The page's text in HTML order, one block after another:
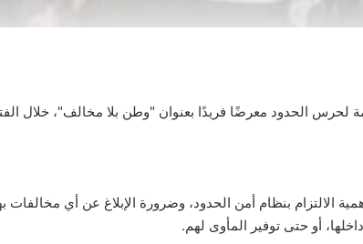
معرضًا فريدًا بعنوان "وطن بلا مخالف"، خلال الفترة من 13 إلى 17
الالتزام بنظام أمن الحدود، وضرورة الإبلاغ عن أي
أو حتى توفير المأوى لهم.